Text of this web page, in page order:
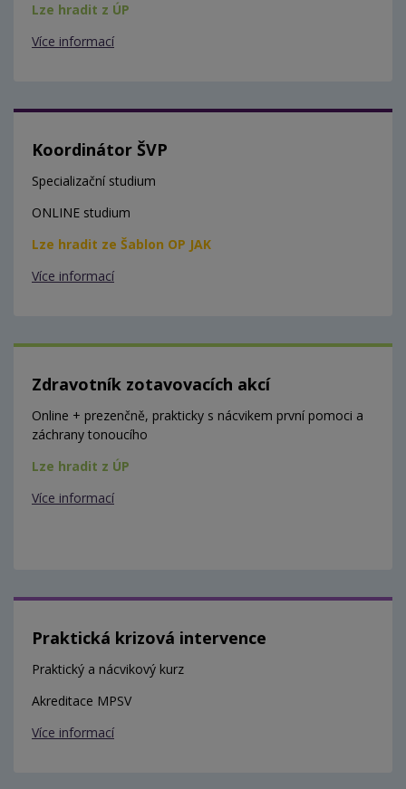
Lze hradit z ÚP
Více informací
Koordinátor ŠVP
Specializační studium
ONLINE studium
Lze hradit ze Šablon OP JAK
Více informací
Zdravotník zotavovacích akcí
Online + prezenčně, prakticky s nácvikem první pomoci a
záchrany tonoucího
Lze hradit z ÚP
Více informací
Praktická krizová intervence
Praktický a nácvikový kurz
Akreditace MPSV
Více informací